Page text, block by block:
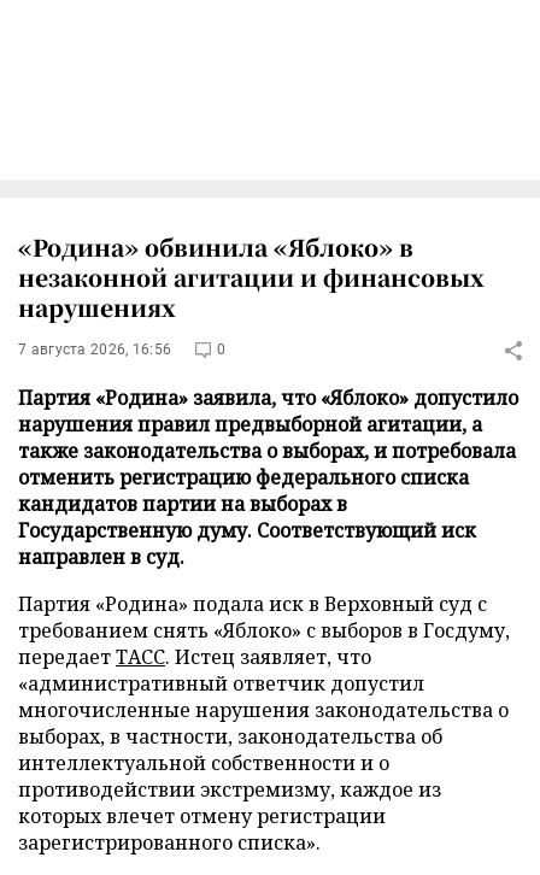
«Родина» обвинила «Яблоко» в
незаконной агитации и финансовых
нарушениях
7 августа 2026, 16:56 0
Партия «Родина» заявила, что «Яблоко» допустило
нарушения правил предвыборной агитации, а
также законодательства о выборах, и потребовала
отменить регистрацию федерального списка
кандидатов партии на выборах в
Государственную думу. Соответствующий иск
направлен в суд.
Партия «Родина» подала иск в Верховный суд с
требованием снять «Яблоко» с выборов в Госдуму,
передаетТАСС. Истец заявляет, что
«административный ответчик допустил
многочисленные нарушения законодательства о
выборах, в частности, законодательства об
интеллектуальной собственности и о
противодействии экстремизму, каждое из
которых влечет отмену регистрации
зарегистрированного списка».